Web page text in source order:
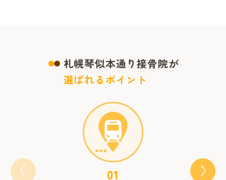
札幌琴似本通り接骨院が
選ばれるポイント
01